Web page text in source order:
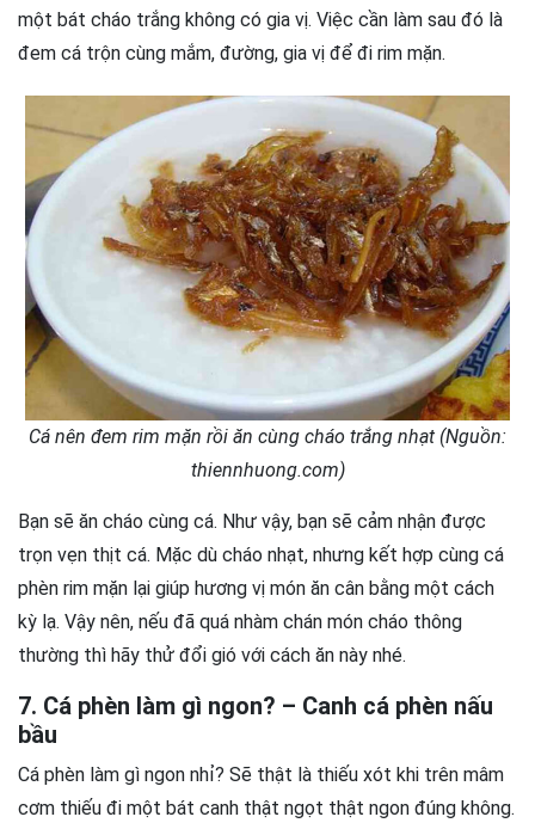
một bát cháo trắng không có gia vị. Việc cần làm sau đó là
đem cá trộn cùng mắm, đường, gia vị để đi rim mặn.
Cá nên đem rim mặn rồi ăn cùng cháo trắng nhạt (Nguồn:
thiennhuong.com)
Bạn sẽ ăn cháo cùng cá. Như vậy, bạn sẽ cảm nhận được
trọn vẹn thịt cá. Mặc dù cháo nhạt, nhưng kết hợp cùng cá
phèn rim mặn lại giúp hương vị món ăn cân bằng một cách
kỳ lạ. Vậy nên, nếu đã quá nhàm chán món cháo thông
thường thì hãy thử đổi gió với cách ăn này nhé.
7. Cá phèn làm gì ngon? – Canh cá phèn nấu
bầu
Cá phèn làm gì ngon nhỉ? Sẽ thật là thiếu xót khi trên mâm
cơm thiếu đi một bát canh thật ngọt thật ngon đúng không.